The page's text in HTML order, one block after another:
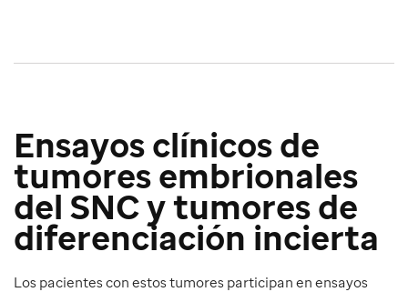
Ensayos clínicos de
tumores embrionales
del SNC y tumores de
diferenciación incierta
Los pacientes con estos tumores participan en ensayos